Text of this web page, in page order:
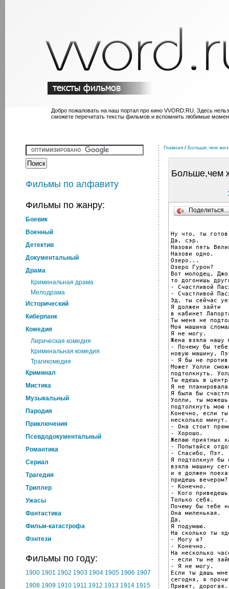
Добро пожаловать на наш портал про кино VVORD.RU. Здесь
сможете перечитать тексты фильмов и вспомнить любимые
Фильмы по алфавиту
Фильмы по жанру:
Боевик
Военный
Детектив
Документальный
Драма
Криминальная драма
Мелодрама
Исторический
Киберпанк
Комедия
Лирическая комедия
Криминальная комедия
Трагикомедия
Криминал
Мистика
Музыкальный
Пародия
Приключения
Псевдодокументальный
Романтика
Cериал
Трагедия
Триллер
Ужасы
Фантастика
Фильм-катастрофа
Фэнтези
Фильмы по году:
1900 1901 1902 1903 1904 1905 1906 1907
1908 1909 1910 1911 1912 1913 1914 1915
Главная / Больше,чем
Больше,чем
Ну что, ты
Да, сэр.
Назови пять
Назови одно.
Озеро...
Озеро Гурон?
Вот молодец,
то догонишь
- Счастливой
- Счастливой
Эд, ты сейчас
Я должен зайти
в кабинет
Ты меня не
Моя машина
Я не могу.
Жена взяла нашу
- Почему бы
новую машину,
- Я бы не
Может Уолли
подтолкнуть.
Ты едешь в
Я не
Я была бы
Уолли, ты можешь
подтолкнуть мою
Конечно, если ты
несколько минут.
- Она стоит
- Хорошо.
Желаю приятных
- Попытайся
- Спасибо, Пэт.
Я подтолкнул
взяла машину
и я должен
придешь вечером?
- Конечно.
- Кого
Только себя.
Почему бы тебе
Она миленькая.
Да.
Я подумаю.
На сколько ты
- Могу я?
- Конечно.
На несколько
- если ты не
- Я не могу.
Если ты дашь
сегодня, я
Привет, дорогая.